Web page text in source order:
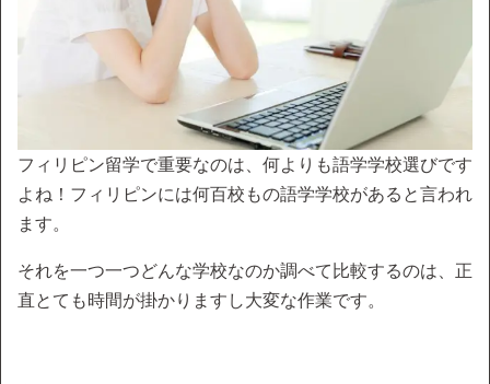
フィリピン留学で重要なのは、何よりも語学学校選びです
よね！フィリピンには何百校もの語学学校があると言われ
ます。
それを一つ一つどんな学校なのか調べて比較するのは、正
直とても時間が掛かりますし大変な作業です。